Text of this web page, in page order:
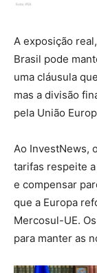
A exposição
Brasil pode
uma cláusula
mas a divisão
pela União
Ao InvestNews, o
tarifas respeite
e compensar
que a Europa
Mercosul-UE.
para manter as